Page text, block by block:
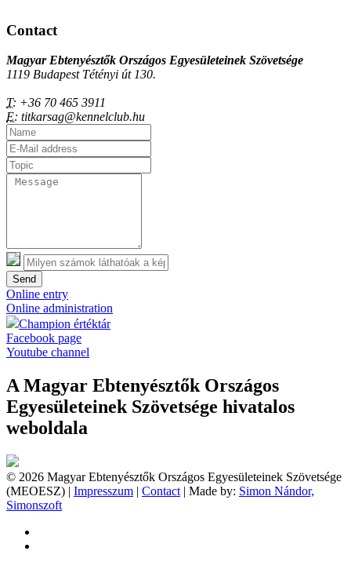
Contact
Magyar Ebtenyésztők Országos Egyesületeinek Szövetsége
1119 Budapest Tétényi út 130.
T: +36 70 465 3911
E: titkarsag@kennelclub.hu
Send
Online entry
Online administration
Champion értéktár
Facebook page
Youtube channel
A Magyar Ebtenyésztők Országos
Egyesületeinek Szövetsége hivatalos
weboldala
© 2026 Magyar Ebtenyésztők Országos Egyesületeinek Szövetsége
(MEOESZ) | Impresszum | Contact | Made by: Simon Nándor,
Simonszoft